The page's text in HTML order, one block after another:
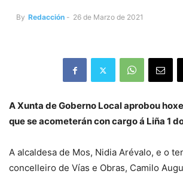
By Redacción - 26 de Marzo de 2021
A Xunta de Goberno Local aprobou
que se acometerán con cargo á Liña 1
A alcaldesa de Mos, Nidia Arévalo, e o
concelleiro de Vías e Obras, Camilo